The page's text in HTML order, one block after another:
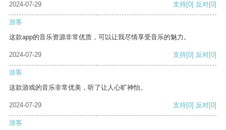
2024-07-29 支持[0] 反对[0]
游客
这款app的音乐资源非常优质，可以让我尽情享受音乐的魅力。
2024-07-29 支持[0] 反对[0]
游客
这款游戏的音乐非常优美，听了让人心旷神怡。
2024-07-29 支持[0] 反对[0]
游客